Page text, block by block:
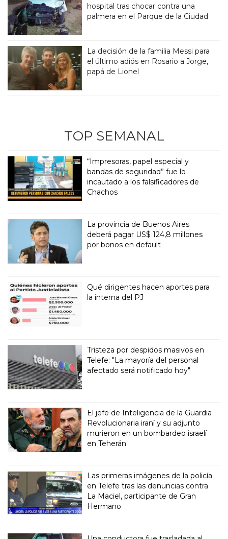
hospital tras chocar contra una
palmera en el Parque de la Ciudad
La decisión de la familia Messi para
el último adiós en Rosario a Jorge,
papá de Lionel
TOP SEMANAL
“Impresoras, papel especial y
bandas de seguridad” fue lo
incautado a los falsificadores de
Chachos
La provincia de Buenos Aires
deberá pagar US$ 124,8 millones
por bonos en default
Qué dirigentes hacen aportes para
la interna del PJ
Tristeza por despidos masivos en
Telefe: "La mayoría del personal
afectado será notificado hoy"
El jefe de Inteligencia de la Guardia
Revolucionaria iraní y su adjunto
murieron en un bombardeo israelí
en Teherán
Las primeras imágenes de la policía
en Telefe tras las denuncias contra
La Maciel, participante de Gran
Hermano